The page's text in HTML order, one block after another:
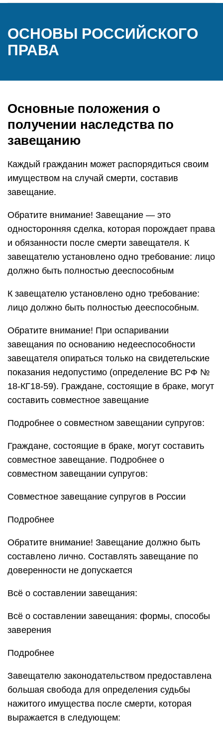
ОСНОВЫ РОССИЙСКОГО
ПРАВА
Основные положения о
получении наследства по
завещанию
Каждый гражданин может распорядиться своим
имуществом на случай смерти, составив
завещание.
Обратите внимание! Завещание — это
односторонняя сделка, которая порождает права
и обязанности после смерти завещателя. К
завещателю установлено одно требование: лицо
должно быть полностью дееспособным
К завещателю установлено одно требование:
лицо должно быть полностью дееспособным.
Обратите внимание! При оспаривании
завещания по основанию недееспособности
завещателя опираться только на свидетельские
показания недопустимо (определение ВС РФ №
18-КГ18-59). Граждане, состоящие в браке, могут
составить совместное завещание
Подробнее о совместном завещании супругов:
Граждане, состоящие в браке, могут составить
совместное завещание. Подробнее о
совместном завещании супругов:
Совместное завещание супругов в России
Подробнее
Обратите внимание! Завещание должно быть
составлено лично. Составлять завещание по
доверенности не допускается
Всё о составлении завещания:
Всё о составлении завещания: формы, способы
заверения
Подробнее
Завещателю законодательством предоставлена
большая свобода для определения судьбы
нажитого имущества после смерти, которая
выражается в следующем: